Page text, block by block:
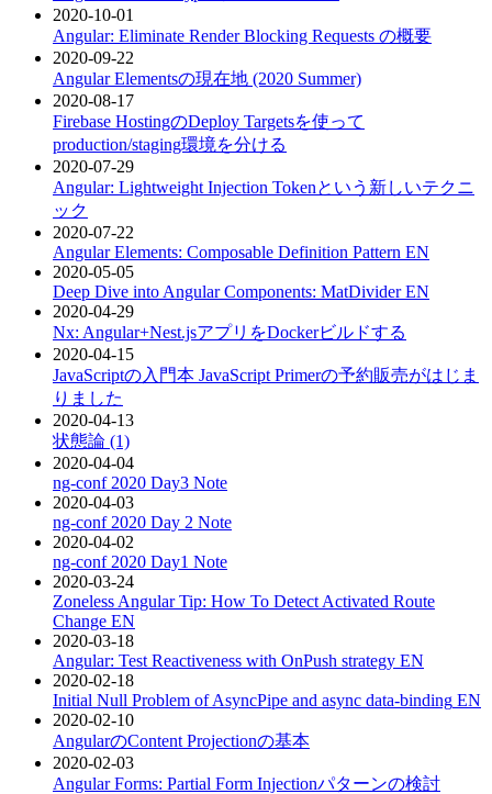
2020-10-01
Angular: Eliminate Render Blocking Requests の概要
2020-09-22
Angular Elementsの現在地 (2020 Summer)
2020-08-17
Firebase HostingのDeploy Targetsを使って
production/staging環境を分ける
2020-07-29
Angular: Lightweight Injection Tokenという新しいテクニ
ック
2020-07-22
Angular Elements: Composable Definition Pattern EN
2020-05-05
Deep Dive into Angular Components: MatDivider EN
2020-04-29
Nx: Angular+Nest.jsアプリをDockerビルドする
2020-04-15
JavaScriptの入門本 JavaScript Primerの予約販売がはじま
りました
2020-04-13
状態論 (1)
2020-04-04
ng-conf 2020 Day3 Note
2020-04-03
ng-conf 2020 Day 2 Note
2020-04-02
ng-conf 2020 Day1 Note
2020-03-24
Zoneless Angular Tip: How To Detect Activated Route
Change EN
2020-03-18
Angular: Test Reactiveness with OnPush strategy EN
2020-02-18
Initial Null Problem of AsyncPipe and async data-binding EN
2020-02-10
AngularのContent Projectionの基本
2020-02-03
Angular Forms: Partial Form Injectionパターンの検討